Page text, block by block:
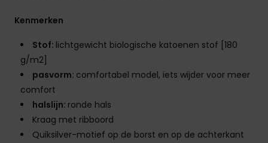
Kenmerken
Stof: lichtgewicht biologische katoenen stof [180
g/m2]
pasvorm: comfortabel model, iets wijder voor meer
comfort
halslijn: ronde hals
Kraag met ribboord
Quiksilver-motief op de borst en op de achterkant